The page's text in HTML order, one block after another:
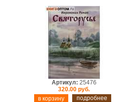
Артикул: 25476
320.00 руб.
подробнее